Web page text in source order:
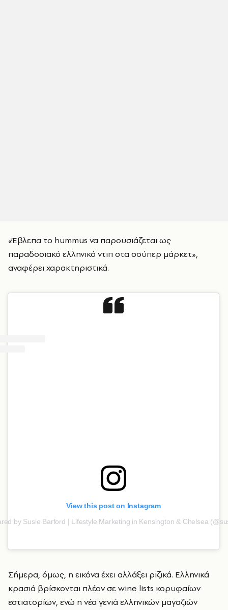
«Έβλεπα το hummus να παρουσιάζεται ως
παραδοσιακό ελληνικό ντιπ στα σούπερ μάρκετ»,
αναφέρει χαρακτηριστικά.
View this post on Instagram
by Susie Barford | Lifestyle Marketing in Kensington & Chelsea
Σήμερα, όμως, η εικόνα έχει αλλάξει ριζικά. Ελληνικά
κρασιά βρίσκονται πλέον σε wine lists κορυφαίων
εστιατορίων, ενώ η νέα γενιά ελληνικών μαγαζιών